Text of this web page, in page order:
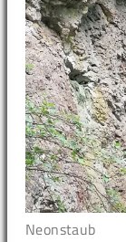
Neonstaub